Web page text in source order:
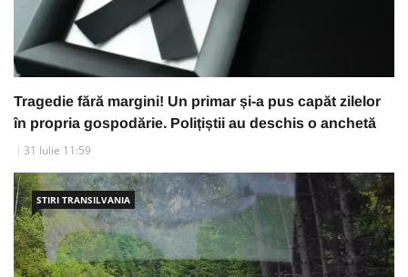
Tragedie fără margini! Un primar și-a pus capăt zilelor
în propria gospodărie. Polițiștii au deschis o anchetă
31 Iulie 11:59
STIRI TRANSILVANIA